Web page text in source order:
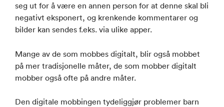
seg ut for å være en annen person for at denne skal bli
negativt eksponert, og krenkende kommentarer og
bilder kan sendes f.eks. via ulike apper.
Mange av de som mobbes digitalt, blir også mobbet
på mer tradisjonelle måter, de som mobber digitalt
mobber også ofte på andre måter.
Den digitale mobbingen tydeliggjør problemer barn